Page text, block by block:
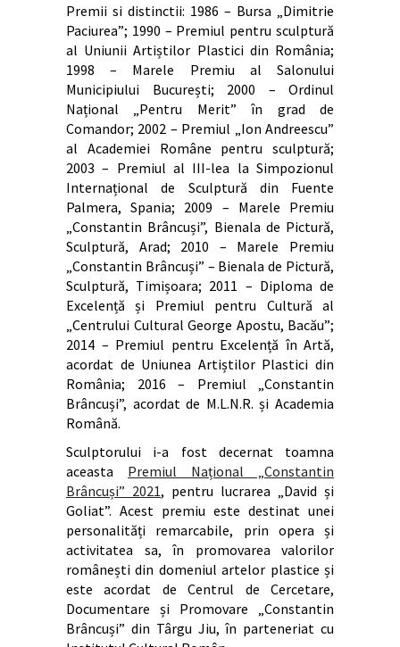
Premii si distinctii: 1986 – Bursa „Dimitrie
Paciurea”; 1990 – Premiul pentru sculptură
al Uniunii Artiștilor Plastici din România;
1998 – Marele Premiu al Salonului
Municipiului București; 2000 – Ordinul
Național „Pentru Merit” în grad de
Comandor; 2002 – Premiul „Ion Andreescu”
al Academiei Române pentru sculptură;
2003 – Premiul al III-lea la Simpozionul
Internațional de Sculptură din Fuente
Palmera, Spania; 2009 – Marele Premiu
„Constantin Brâncuși”, Bienala de Pictură,
Sculptură, Arad; 2010 – Marele Premiu
„Constantin Brâncuși” – Bienala de Pictură,
Sculptură, Timișoara; 2011 – Diploma de
Excelență și Premiul pentru Cultură al
„Centrului Cultural George Apostu, Bacău”;
2014 – Premiul pentru Excelență în Artă,
acordat de Uniunea Artiștilor Plastici din
România; 2016 – Premiul „Constantin
Brâncuși”, acordat de M.L.N.R. și Academia
Română.
Sculptorului i-a fost decernat toamna
aceasta Premiul Național „Constantin
Brâncuși” 2021, pentru lucrarea „David și
Goliat”. Acest premiu este destinat unei
personalități remarcabile, prin opera și
activitatea sa, în promovarea valorilor
românești din domeniul artelor plastice și
este acordat de Centrul de Cercetare,
Documentare și Promovare „Constantin
Brâncuși” din Târgu Jiu, în parteneriat cu